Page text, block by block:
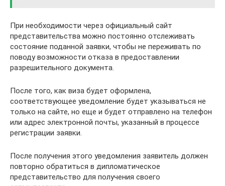
При необходимости через официальный сайт
представительства можно постоянно отслеживать
состояние поданной заявки, чтобы не переживать по
поводу возможности отказа в предоставлении
разрешительного документа.
После того, как виза будет оформлена,
соответствующее уведомление будет указываться не
только на сайте, но еще и будет отправлено на телефон
или адрес электронной почты, указанный в процессе
регистрации заявки.
После получения этого уведомления заявитель должен
повторно обратиться в дипломатическое
представительство для получения своего